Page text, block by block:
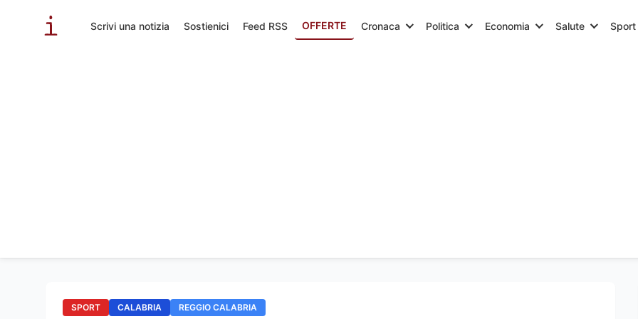
Scrivi una notizia Sostienici Feed RSS OFFERTE Cronaca Politica Economia Salute Sport
SPORT CALABRIA REGGIO CALABRIA